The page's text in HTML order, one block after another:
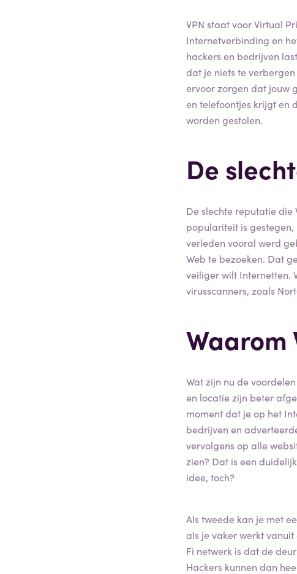
VPN staat voor Virtual
Internetverbinding en
hackers en bedrijven
dat je niets te
ervoor zorgen dat jouw
en telefoontjes krijgt en
worden gestolen.
De
De slechte reputatie die
populariteit is gestegen,
verleden vooral werd
Web te bezoeken. Dat
veiliger wilt Internetten.
virusscanners, zoals
Waarom
Wat zijn nu de
en locatie zijn beter
moment dat je op het
bedrijven en
vervolgens op alle
zien? Dat is een
idee, toch?
Als tweede kan je met
als je vaker werkt
Fi netwerk is dat de
Hackers kunnen dan